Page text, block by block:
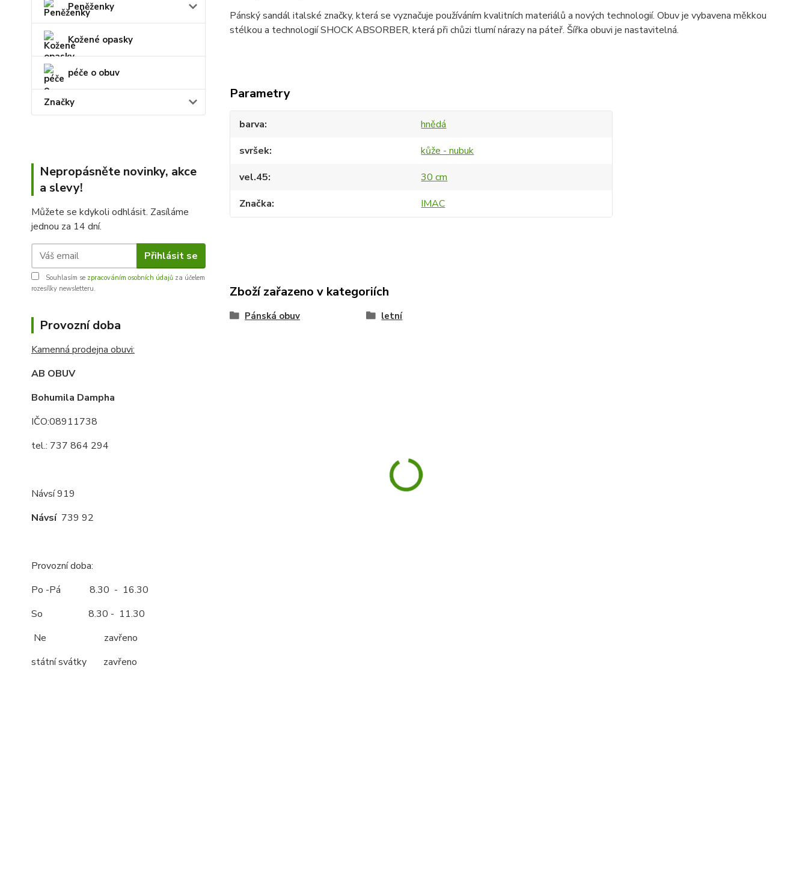
Peněženky
Kožené opasky
péče o obuv
Značky
Nepropásněte novinky, akce
a slevy!
Můžete se kdykoli odhlásit. Zasíláme
jednou za 14 dní.
Přihlásit se
Souhlasím se zpracováním osobních údajů za účelem
rozesílky newsletteru.
Provozní doba
Kamenná prodejna obuvi:
AB OBUV
Bohumila Dampha
IČO:08911738
tel.: 737 864 294
Návsí 919
Návsí739 92
Provozní doba:
Po -Pá 8.30 - 16.30
So 8.30 - 11.30
Ne zavřeno
státní svátky zavřeno
Pánský sandál italské značky, která se vyznačuje používáním kvalitních materiálů a nových technologií. Obuv je vybavena měkkou
stélkou a technologií SHOCK ABSORBER, která při chůzi tlumí nárazy na páteř. Šířka obuvi je nastavitelná.
Parametry
barva
hnědá
svršek
kůže - nubuk
vel.45
30 cm
Značka
IMAC
Zboží zařazeno v kategoriích
Pánská obuv letní